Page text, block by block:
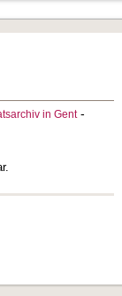
in Gent-